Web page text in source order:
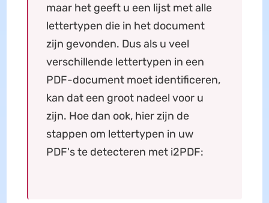
maar het geeft u een lijst met alle
lettertypen die in het document
zijn gevonden. Dus als u veel
verschillende lettertypen in een
PDF-document moet identificeren,
kan dat een groot nadeel voor u
zijn. Hoe dan ook, hier zijn de
stappen om lettertypen in uw
PDF's te detecteren met i2PDF: